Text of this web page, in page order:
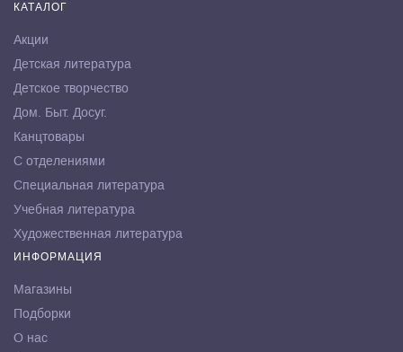
КАТАЛОГ
Акции
Детская литература
Детское творчество
Дом. Быт. Досуг.
Канцтовары
С отделениями
Специальная литература
Учебная литература
Художественная литература
ИНФОРМАЦИЯ
Магазины
Подборки
О нас